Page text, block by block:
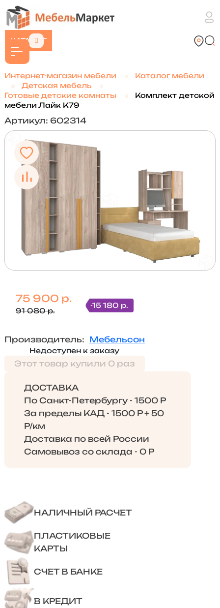
КАТАЛОГ
Интернет-магазин мебели
Каталог мебели
Детская мебель
Готовые детские комнаты
Комплект детской
мебели Лайк К79
Артикул: 602314
75 900 р.
91 080 р.
-15 180 р.
Производитель: Мебельсон
Недоступен к заказу
Этот товар купили 0 раз
ДОСТАВКА
По Санкт-Петербургу - 1500 Р
За пределы КАД - 1500 Р + 50
Р/км
Доставка по всей России
Самовывоз со склада - 0 Р
НАЛИЧНЫЙ РАСЧЕТ
ПЛАСТИКОВЫЕ
КАРТЫ
СЧЕТ В БАНКЕ
В КРЕДИТ